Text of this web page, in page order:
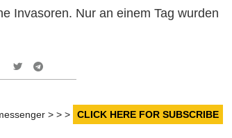
Invasoren. Nur an einem Tag wurden
> > > CLICK HERE FOR SUBSCRIBE